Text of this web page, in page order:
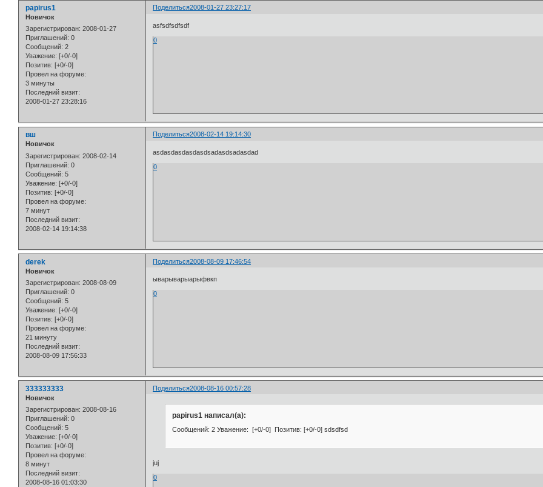
Поделиться2008-01-27 23:27:17
papirus1
Новичок
Зарегистрирован: 2008-01-27
Приглашений: 0
Сообщений: 2
Уважение: [+0/-0]
Позитив: [+0/-0]
Провел на форуме:
3 минуты
Последний визит:
2008-01-27 23:28:16
asfsdfsdfsdf
0
Поделиться2008-02-14 19:14:30
вш
Новичок
Зарегистрирован: 2008-02-14
Приглашений: 0
Сообщений: 5
Уважение: [+0/-0]
Позитив: [+0/-0]
Провел на форуме:
7 минут
Последний визит:
2008-02-14 19:14:38
asdasdasdasdasdsadasdsadasdad
0
Поделиться2008-08-09 17:46:54
derek
Новичок
Зарегистрирован: 2008-08-09
Приглашений: 0
Сообщений: 5
Уважение: [+0/-0]
Позитив: [+0/-0]
Провел на форуме:
21 минуту
Последний визит:
2008-08-09 17:56:33
ыварыварыарыфвкп
0
Поделиться2008-08-16 00:57:28
333333333
Новичок
Зарегистрирован: 2008-08-16
Приглашений: 0
Сообщений: 5
Уважение: [+0/-0]
Позитив: [+0/-0]
Провел на форуме:
8 минут
Последний визит:
2008-08-16 01:03:30
papirus1 написал(а):
Сообщений: 2 Уважение: [+0/-0] Позитив: [+0/-0] sdsdfsd
juj
0